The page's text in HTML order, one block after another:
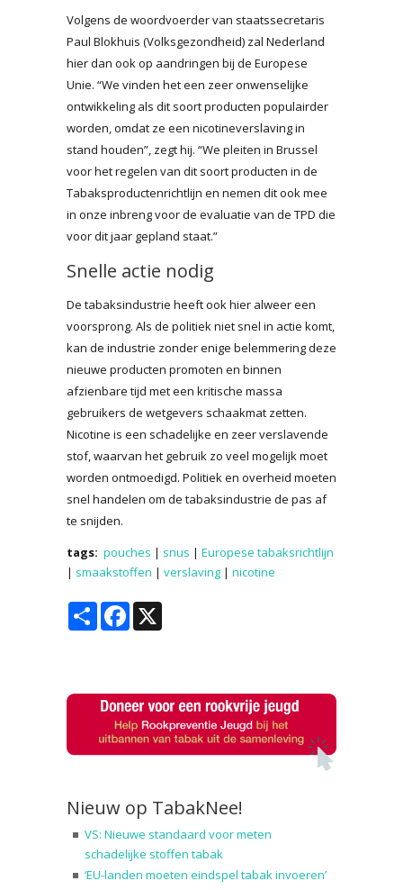
Volgens de woordvoerder van staatssecretaris
Paul Blokhuis (Volksgezondheid) zal Nederland
hier dan ook op aandringen bij de Europese
Unie. “We vinden het een zeer onwenselijke
ontwikkeling als dit soort producten populairder
worden, omdat ze een nicotineverslaving in
stand houden”, zegt hij. “We pleiten in Brussel
voor het regelen van dit soort producten in de
Tabaksproductenrichtlijn en nemen dit ook mee
in onze inbreng voor de evaluatie van de TPD die
voor dit jaar gepland staat.”
Snelle actie nodig
De tabaksindustrie heeft ook hier alweer een
voorsprong. Als de politiek niet snel in actie komt,
kan de industrie zonder enige belemmering deze
nieuwe producten promoten en binnen
afzienbare tijd met een kritische massa
gebruikers de wetgevers schaakmat zetten.
Nicotine is een schadelijke en zeer verslavende
stof, waarvan het gebruik zo veel mogelijk moet
worden ontmoedigd. Politiek en overheid moeten
snel handelen om de tabaksindustrie de pas af
te snijden.
tags: pouches | snus | Europese tabaksrichtlijn
| smaakstoffen | verslaving | nicotine
Share Facebook
Nieuw op TabakNee!
VS: Nieuwe standaard voor meten
schadelijke stoffen tabak
‘EU-landen moeten eindspel tabak invoeren’